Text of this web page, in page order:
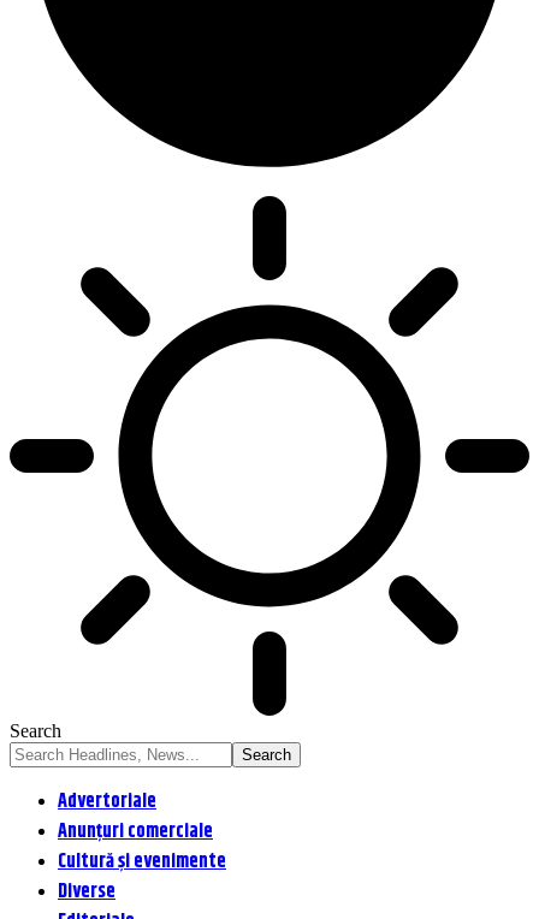
Search
Advertoriale
Anunțuri comerciale
Cultură și evenimente
Diverse